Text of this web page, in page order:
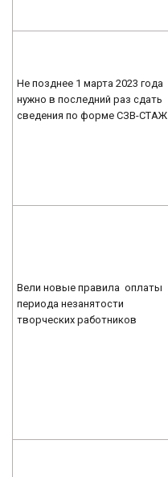
Не позднее 1 марта 2023 года
нужно в последний раз сдать
сведения по форме СЗВ-СТАЖ
Вели новые правила оплаты
периода незанятости
творческих работников